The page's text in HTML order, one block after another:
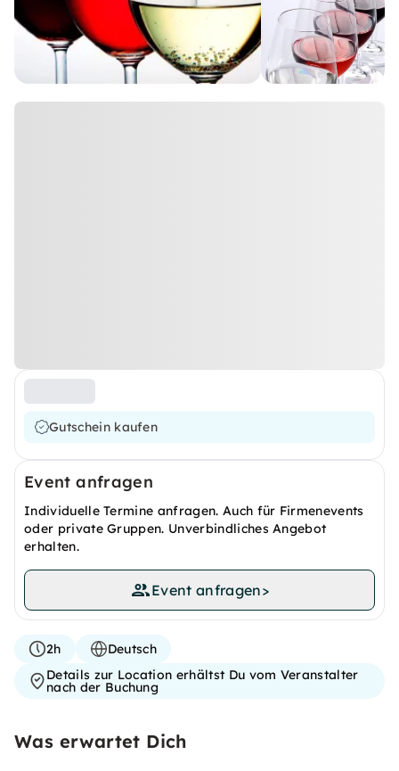
Gutschein kaufen
Event anfragen
Individuelle Termine anfragen. Auch für Firmenevents
oder private Gruppen. Unverbindliches Angebot
erhalten.
Event anfragen>
2h
Deutsch
Details zur Location erhältst Du vom Veranstalter
nach der Buchung
Was erwartet Dich